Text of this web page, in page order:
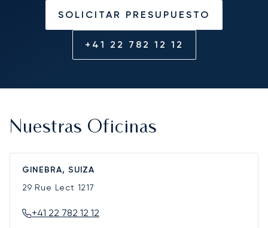
SOLICITAR PRESUPUESTO
+41 22 782 12 12
Nuestras Oficinas
GINEBRA, SUIZA
29 Rue Lect 1217
+41 22 782 12 12